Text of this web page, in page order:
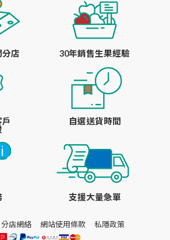
分店 30年銷售生果經驗
自選送貨時間
支援大量急單
分店網絡 網站使用條款 私隱政策